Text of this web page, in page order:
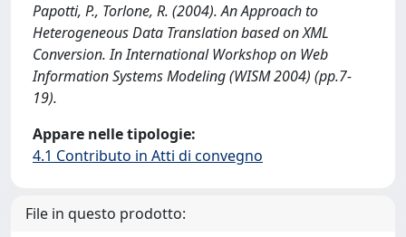
Papotti, P., Torlone, R. (2004). An Approach to
Heterogeneous Data Translation based on XML
Conversion. In International Workshop on Web
Information Systems Modeling (WISM 2004) (pp.7-
19).
Appare nelle tipologie:
4.1 Contributo in Atti di convegno
File in questo prodotto: